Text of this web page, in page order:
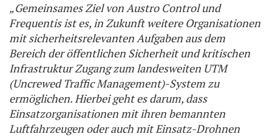
„Gemeinsames Ziel von Austro Control und
Frequentis ist es, in Zukunft weitere Organisationen
mit sicherheitsrelevanten Aufgaben aus dem
Bereich der öffentlichen Sicherheit und kritischen
Infrastruktur Zugang zum landesweiten UTM
(Uncrewed Traffic Management)-System zu
ermöglichen. Hierbei geht es darum, dass
Einsatzorganisationen mit ihren bemannten
Luftfahrzeugen oder auch mit Einsatz-Drohnen